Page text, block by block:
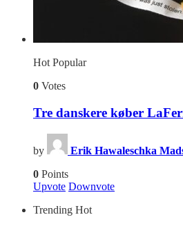
HotPopular
0 Votes
Tre danskere køber
by Erik Hawaleschka
0 Points
Upvote Downvote
Trending Hot